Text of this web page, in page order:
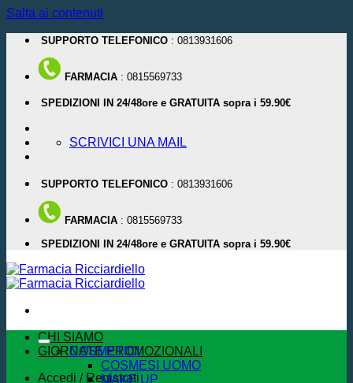
Salta ai contenuti
SUPPORTO TELEFONICO : 0813931606
FARMACIA : 0815569733
SPEDIZIONI IN 24/48ore e GRATUITA sopra i 59.90€
SCRIVICI UNA MAIL
SUPPORTO TELEFONICO : 0813931606
FARMACIA : 0815569733
SPEDIZIONI IN 24/48ore e GRATUITA sopra i 59.90€
CHI SIAMO
GIORNATE PROMOZIONALI
Accedi / Registrati
COSMETICI
COSMESI UOMO
MAKE UP